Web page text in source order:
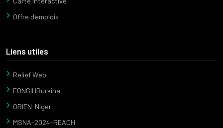
Offre d'emplois
Liens utiles
Relief Web
FONGIHBurkina
ORIEN-Niger
MSNA-2024-REACH